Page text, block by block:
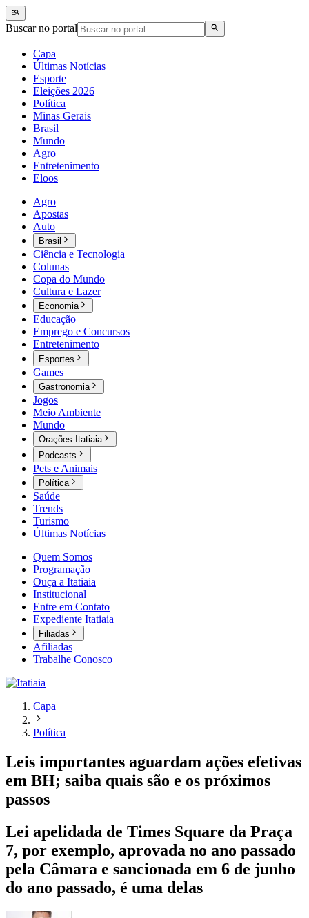
Buscar no portal
Capa
Últimas Notícias
Esporte
Eleições 2026
Política
Minas Gerais
Brasil
Mundo
Agro
Entretenimento
Eloos
Agro
Apostas
Auto
Brasil
Ciência e Tecnologia
Colunas
Copa do Mundo
Cultura e Lazer
Economia
Educação
Emprego e Concursos
Entretenimento
Esportes
Games
Gastronomia
Jogos
Meio Ambiente
Mundo
Orações Itatiaia
Podcasts
Pets e Animais
Política
Saúde
Trends
Turismo
Últimas Notícias
Quem Somos
Programação
Ouça a Itatiaia
Institucional
Entre em Contato
Expediente Itatiaia
Filiadas
Afiliadas
Trabalhe Conosco
Capa
Política
Leis importantes aguardam ações efetivas
em BH; saiba quais são e os próximos
passos
Lei apelidada de Times Square da Praça
7, por exemplo, aprovada no ano passado
pela Câmara e sancionada em 6 de junho
do ano passado, é uma delas